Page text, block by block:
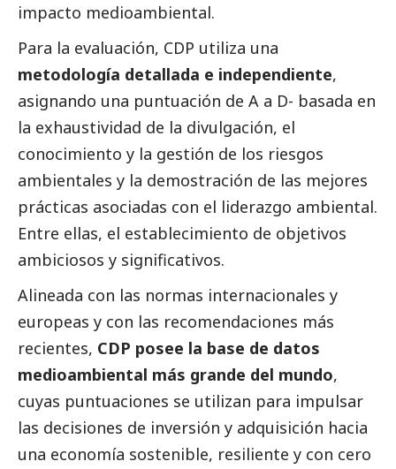
impacto medioambiental.
Para la evaluación, CDP utiliza una
metodología detallada e independiente,
asignando una puntuación de A a D- basada en
la exhaustividad de la divulgación, el
conocimiento y la gestión de los riesgos
ambientales y la demostración de las mejores
prácticas asociadas con el liderazgo ambiental.
Entre ellas, el establecimiento de objetivos
ambiciosos y significativos.
Alineada con las normas internacionales y
europeas y con las recomendaciones más
recientes, CDP posee la base de datos
medioambiental más grande del mundo,
cuyas puntuaciones se utilizan para impulsar
las decisiones de inversión y adquisición hacia
una economía sostenible, resiliente y con cero